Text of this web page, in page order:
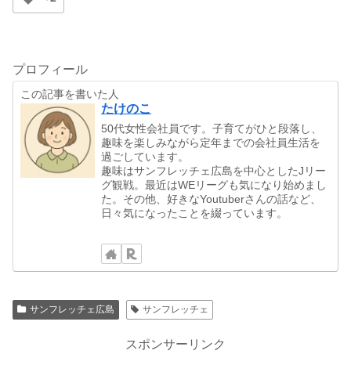
プロフィール
この記事を書いた人
たけのこ
50代女性会社員です。子育てがひと段落し、
趣味を楽しみながら定年までの会社員生活を
過ごしています。
趣味はサンフレッチェ広島を中心としたJリー
グ観戦。最近はWEリーグも気になり始めまし
た。その他、好きなYoutuberさんの話など、
日々気になったことを綴っています。
サンフレッチェ広島 サンフレッチェ
スポンサーリンク